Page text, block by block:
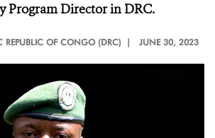
Program Director in DRC.
REPUBLIC OF CONGO (DRC) | JUNE 30, 2023